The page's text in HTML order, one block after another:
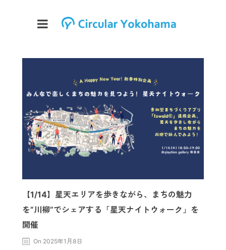
【1/14】星天エリアを歩きながら、まちの魅力
を”川柳”でシェアする「星天ナイトウォーク」を
開催
On 2025年1月8日